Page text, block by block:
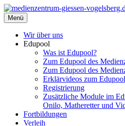
Zum
Inhalt
springen
medienzentrum-giessen-vogelsberg.de
Regionales Medienzentrum Gießen-
Menü
Wir über uns
Edupool
Was ist Edupool?
Zum Edupool des
Zum Edupool des
Erklärvideos zum Edupool
Registrierung
Zusätzliche Module im
Onilo, Matheretter und
Fortbildungen
Verleih